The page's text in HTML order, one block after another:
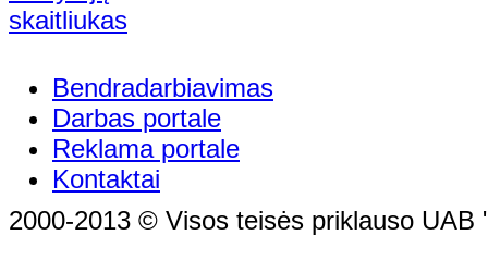
Bendradarbiavimas
Darbas portale
Reklama portale
Kontaktai
2000-2013 © Visos teisės priklauso UAB